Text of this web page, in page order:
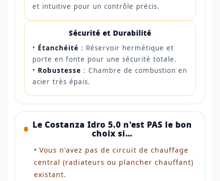
et intuitive pour un contrôle précis.
Sécurité et Durabilité
• Étanchéité : Réservoir hermétique et
porte en fonte pour une sécurité totale.
• Robustesse : Chambre de combustion en
acier très épais.
Le Costanza Idro 5.0 n'est PAS le bon
choix si…
• Vous n'avez pas de circuit de chauffage
central (radiateurs ou plancher chauffant)
existant.